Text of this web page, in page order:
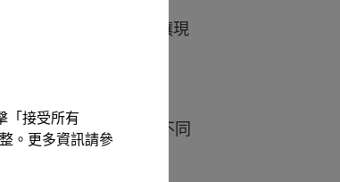
「接受所有
。更多資訊請參
器上進行即時註釋，讓現
，同步在螢幕上分享不同